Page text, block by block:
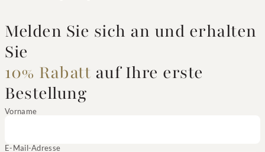
Melden Sie sich an und erhalten
Sie
10% Rabatt auf Ihre erste
Bestellung
Vorname
E-Mail-Adresse